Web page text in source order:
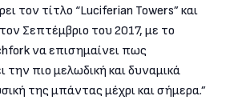
τον τίτλο “Luciferian Towers” και
Σεπτέμβριο του 2017, με το
να επισημαίνει πως
την πιο μελωδική και δυναμικά
της μπάντας μέχρι και σήμερα.”